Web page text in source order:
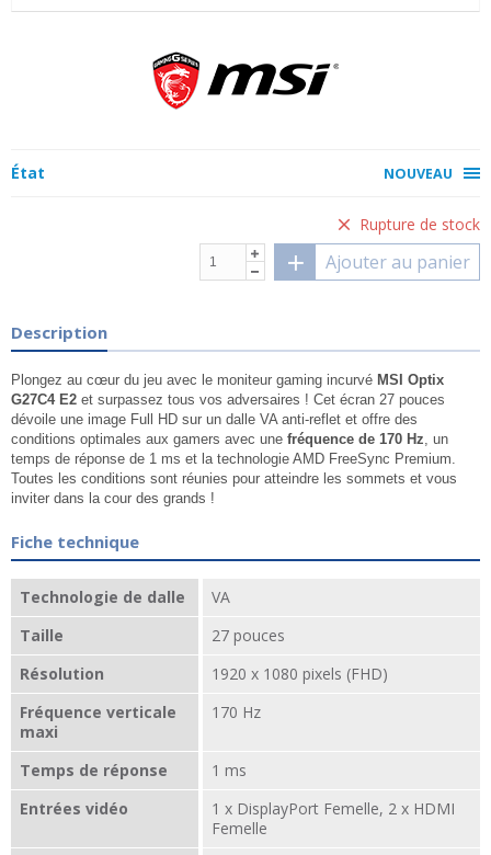
État NOUVEAU
Rupture de stock
Ajouter au panier
Description
Plongez au cœur du jeu avec le moniteur gaming incurvé MSI Optix
G27C4 E2 et surpassez tous vos adversaires ! Cet écran 27 pouces
dévoile une image Full HD sur un dalle VA anti-reflet et offre des
conditions optimales aux gamers avec une fréquence de 170 Hz, un
temps de réponse de 1 ms et la technologie AMD FreeSync Premium.
Toutes les conditions sont réunies pour atteindre les sommets et vous
inviter dans la cour des grands !
Fiche technique
Technologie de dalle
VA
Taille
27 pouces
Résolution
1920 x 1080 pixels (FHD)
Fréquence verticale
maxi
170 Hz
Temps de réponse
1 ms
Entrées vidéo
1 x DisplayPort Femelle, 2 x HDMI
Femelle